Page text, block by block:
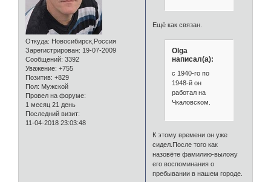
Откуда: Новосибирск,Россия
Зарегистрирован: 19-07-2009
Сообщений: 3392
Уважение: +755
Позитив: +829
Пол: Мужской
Провел на форуме:
1 месяц 21 день
Последний визит:
11-04-2018 23:03:48
Ещё как связан.
Olga
написал(а):
с 1940-го по
1948-й он
работал на
Чкаловском.
К этому времени он уже
сидел.После того как
назовёте фамилию-выложу
его воспоминания о
пребывании в нашем городе.